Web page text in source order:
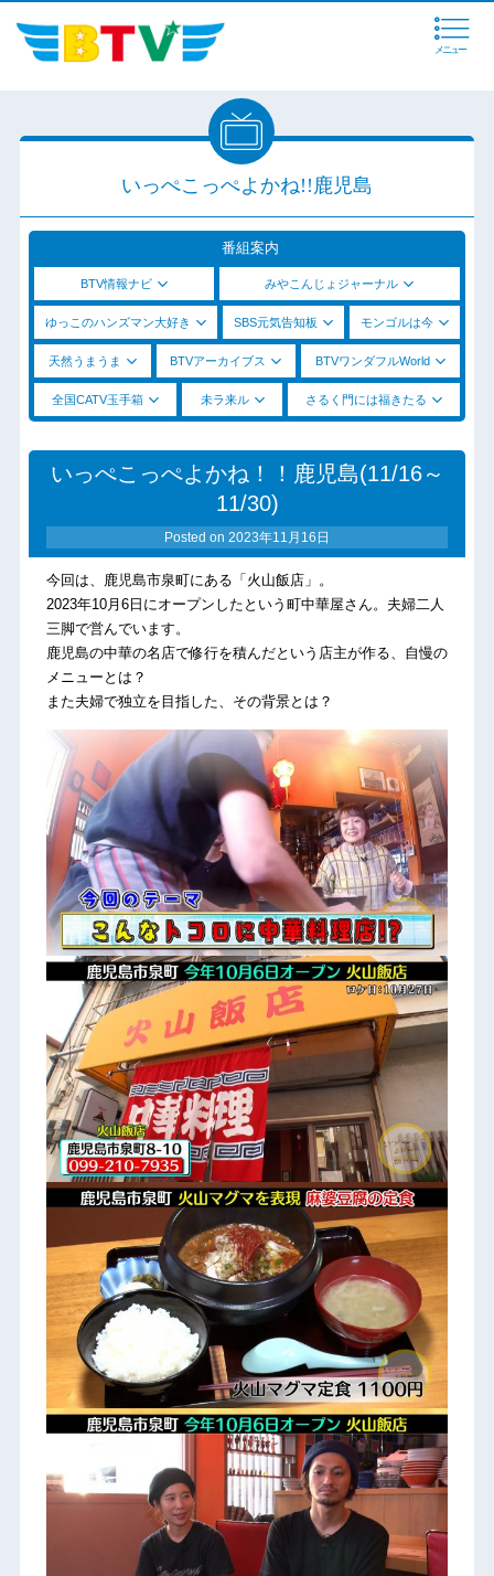
メニュー
いっぺこっぺよかね!!鹿児島
番組案内
BTV情報ナビ みやこんじょジャーナル
ゆっこのハンズマン大好き SBS元気告知板 モンゴルは今
天然うまうま BTVアーカイブス BTVワンダフルWorld
全国CATV玉手箱 未ラ来ル さるく門には福きたる
いっぺこっぺよかね！！鹿児島(11/16～
11/30)
Posted on 2023年11月16日
今回は、鹿児島市泉町にある「火山飯店」。
2023年10月6日にオープンしたという町中華屋さん。夫婦二人
三脚で営んでいます。
鹿児島の中華の名店で修行を積んだという店主が作る、自慢の
メニューとは？
また夫婦で独立を目指した、その背景とは？